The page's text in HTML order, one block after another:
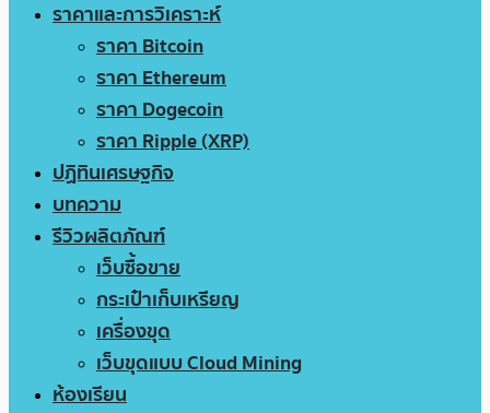
ราคาและการวิเคราะห์
ราคา Bitcoin
ราคา Ethereum
ราคา Dogecoin
ราคา Ripple (XRP)
ปฏิทินเศรษฐกิจ
บทความ
รีวิวผลิตภัณฑ์
เว็บซื้อขาย
กระเป๋าเก็บเหรียญ
เครื่องขุด
เว็บขุดแบบ Cloud Mining
ห้องเรียน